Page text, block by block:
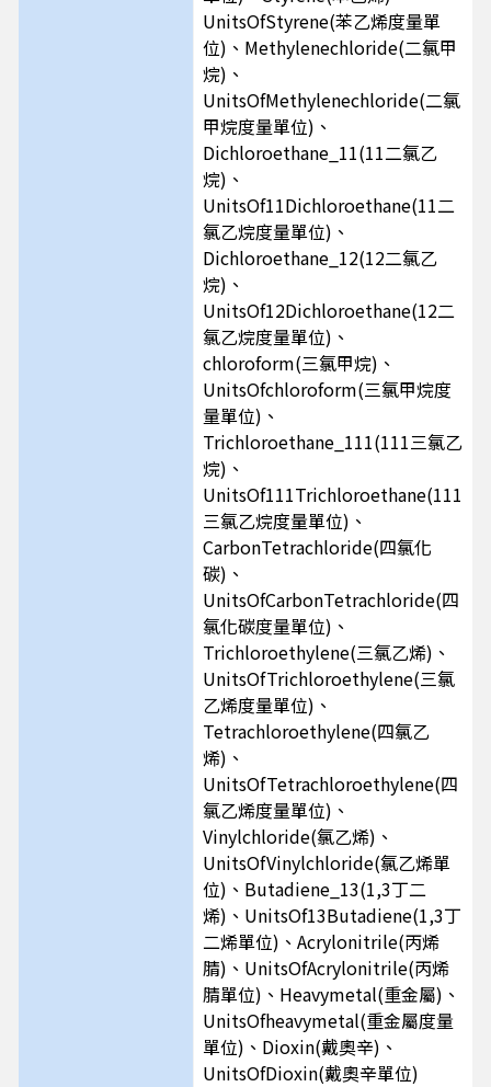
UnitsOfStyrene(苯乙烯度量單
位)、Methylenechloride(二氯甲
烷)、
UnitsOfMethylenechloride(二氯
甲烷度量單位)、
Dichloroethane_11(11二氯乙
烷)、
UnitsOf11Dichloroethane(11二
氯乙烷度量單位)、
Dichloroethane_12(12二氯乙
烷)、
UnitsOf12Dichloroethane(12二
氯乙烷度量單位)、
chloroform(三氯甲烷)、
UnitsOfchloroform(三氯甲烷度
量單位)、
Trichloroethane_111(111三氯乙
烷)、
UnitsOf111Trichloroethane(111
三氯乙烷度量單位)、
CarbonTetrachloride(四氯化
碳)、
UnitsOfCarbonTetrachloride(四
氯化碳度量單位)、
Trichloroethylene(三氯乙烯)、
UnitsOfTrichloroethylene(三氯
乙烯度量單位)、
Tetrachloroethylene(四氯乙
烯)、
UnitsOfTetrachloroethylene(四
氯乙烯度量單位)、
Vinylchloride(氯乙烯)、
UnitsOfVinylchloride(氯乙烯單
位)、Butadiene_13(1,3丁二
烯)、UnitsOf13Butadiene(1,3丁
二烯單位)、Acrylonitrile(丙烯
腈)、UnitsOfAcrylonitrile(丙烯
腈單位)、Heavymetal(重金屬)、
UnitsOfheavymetal(重金屬度量
單位)、Dioxin(戴奧辛)、
UnitsOfDioxin(戴奧辛單位)